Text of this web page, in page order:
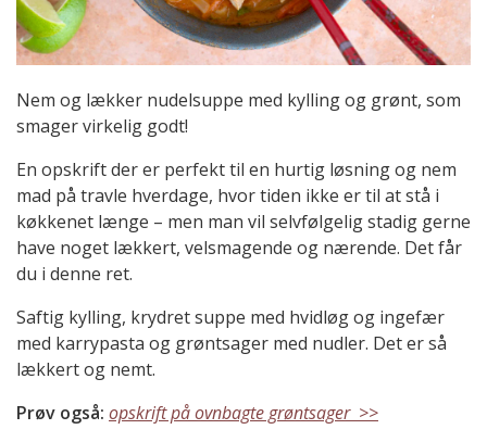
Nem og lækker nudelsuppe med kylling og grønt, som
smager virkelig godt!
En opskrift der er perfekt til en hurtig løsning og nem
mad på travle hverdage, hvor tiden ikke er til at stå i
køkkenet længe – men man vil selvfølgelig stadig gerne
have noget lækkert, velsmagende og nærende. Det får
du i denne ret.
Saftig kylling, krydret suppe med hvidløg og ingefær
med karrypasta og grøntsager med nudler. Det er så
lækkert og nemt.
Prøv også: opskrift på ovnbagte grøntsager >>